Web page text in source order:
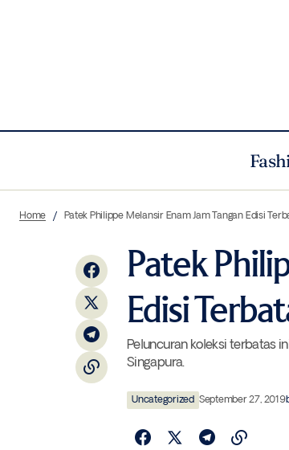
Aigner Spring/Summer 2020: Feminitas
Baru
Home Patek Philippe Melansir Enam Jam Tangan Edisi
Patek
Edisi
Peluncuran koleksi terbatas
Singapura.
Uncategorized September 27, 2019